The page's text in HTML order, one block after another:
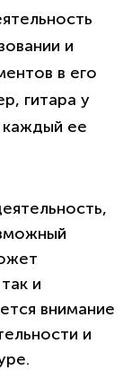
и
в его
гитара у
каждый ее
и
внимание
и